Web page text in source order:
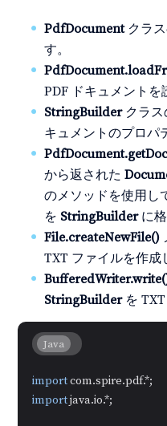
PdfDocumentクラス
す。
PDF ドキュメントを
StringBuilderクラス
キュメントのプロパ
から返された
のメソッドを使用し
を StringBuilderに格
File.createNewFile()
TXT ファイルを作成
StringBuilderを TXT
Java
import
import java.io.*;